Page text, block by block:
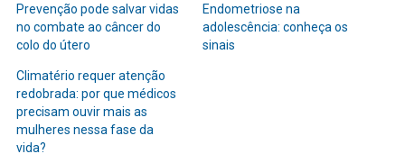
Prevenção pode salvar vidas
no combate ao câncer do
colo do útero
Endometriose na
adolescência: conheça os
sinais
Climatério requer atenção
redobrada: por que médicos
precisam ouvir mais as
mulheres nessa fase da
vida?